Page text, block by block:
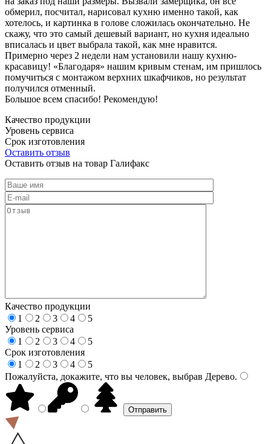
обмерил, посчитал, нарисовал кухню именно такой, как
хотелось, и картинка в голове сложилась окончательно. Не
скажу, что это самый дешевый вариант, но кухня идеально
вписалась и цвет выбрала такой, как мне нравится.
Примерно через 2 недели нам установили нашу кухню-
красавицу! «Благодаря» нашим кривым стенам, им пришлось
помучиться с монтажом верхних шкафчиков, но результат
получился отменный.
Большое всем спасибо! Рекомендую!
Качество продукции
Уровень сервиса
Срок изготовления
Оставить отзыв
Оставить отзыв на товар Галифакс
Качество продукции
1
2 3 4
5
Уровень сервиса
1
2 3 4
5
Срок изготовления
1
2 3 4
5
Пожалуйста, докажите, что вы человек, выбрав Дерево.